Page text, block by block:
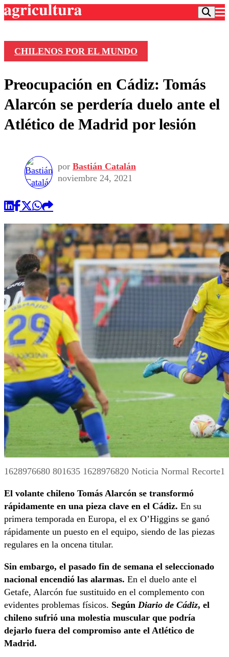
Frecuencias
Agricultura TV
Deportes
Colo Colo
Seleccion Chilena
Torneo Internacional
Entretención
Economía
Internacional
Publicaciones en medios
Opinión
CHILENOS POR EL MUNDO
Preocupación en Cádiz: Tomás
Alarcón se perdería duelo ante el
Atlético de Madrid por lesión
por Bastián Catalán
noviembre 24, 2021
1628976680 801635 1628976820 Noticia Normal Recorte1
El volante chileno Tomás Alarcón se transformó
rápidamente en una pieza clave en el Cádiz. En su
primera temporada en Europa, el ex O’Higgins se ganó
rápidamente un puesto en el equipo, siendo de las piezas
regulares en la oncena titular.
Sin embargo, el pasado fin de semana el seleccionado
nacional encendió las alarmas. En el duelo ante el
Getafe, Alarcón fue sustituido en el complemento con
evidentes problemas físicos. Según Diario de Cádiz, el
chileno sufrió una molestia muscular que podría
dejarlo fuera del compromiso ante el Atlético de
Madrid.